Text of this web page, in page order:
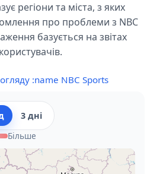
регіони та міста, з яких
про проблеми з NBC
базується на звітах
користувачів.
:name NBC Sports
3 дні
Більше